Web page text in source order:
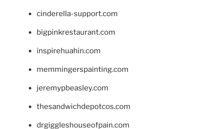
cinderella-support.com
bigpinkrestaurant.com
inspirehuahin.com
memmingerspainting.com
jeremypbeasley.com
thesandwichdepotcos.com
drgiggleshouseofpain.com